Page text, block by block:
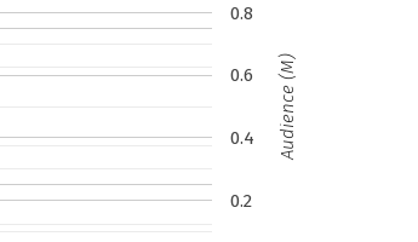
0.2
0.4
0.6
0.8
Audience (M)